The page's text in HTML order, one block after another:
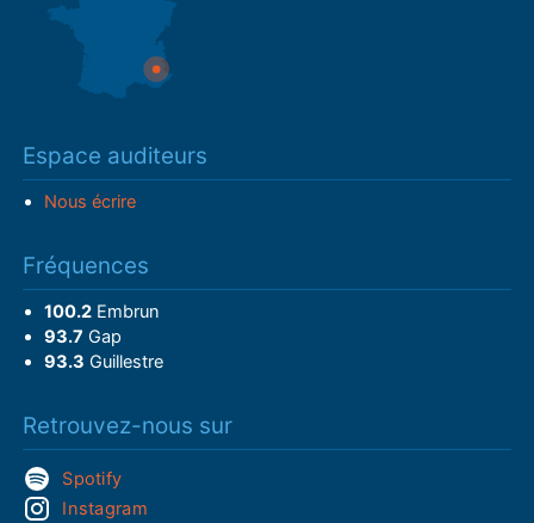
Espace auditeurs
Nous écrire
Fréquences
100.2Embrun
93.7 Gap
93.3 Guillestre
Retrouvez-nous sur
Spotify
Instagram